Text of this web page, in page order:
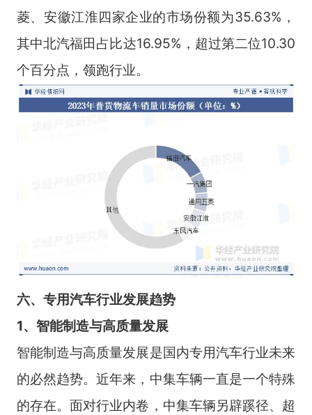
菱、安徽江淮四家企业的市场份额为35.63%，
其中北汽福田占比达16.95%，超过第二位10.30
个百分点，领跑行业。
六、 专用汽车行业发展趋势
1、智能制造与高质量发展
智能制造与高质量发展是国内专用汽车行业未来
的必然趋势。近年来，中集车辆一直是一个特殊
的存在。面对行业内卷，中集车辆另辟蹊径、超